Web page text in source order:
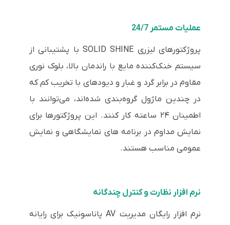
عملیات مستمر 24/7
پروژکتورهای لیزری SOLID SHINE با پشتیبانی از
سیستم خنک‌کننده مایع با راندمان بالا، بلوک نوری
مقاوم در برابر گرد و غبار و دیودهای با تخریب کم که
در چندین ماژول گروه‌بندی شده‌اند، می‌توانند با
اطمینان ۲۴ ساعته کار کنند. این پروژکتورها برای
نمایش مداوم در برنامه های نمایشگاهی و نمایش
عمومی مناسب هستند.
نرم افزار نظارت و کنترل چندگانه
نرم افزار رایگان مدیریت AV پاناسونیک برای رایانه